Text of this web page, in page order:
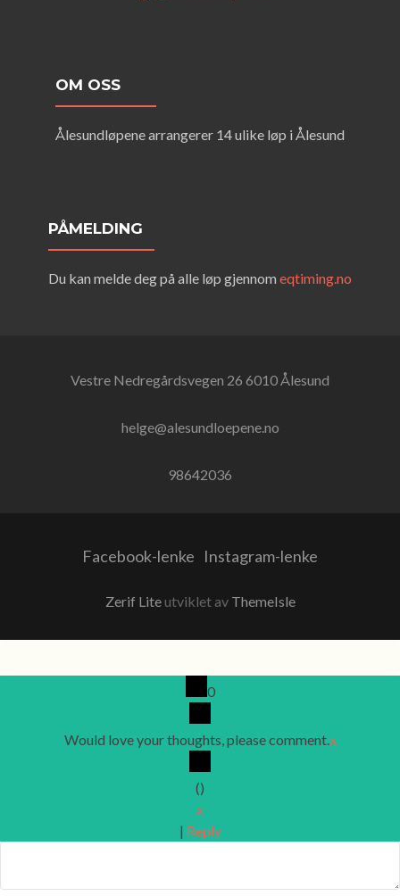
OM OSS
Ålesundløpene arrangerer 14 ulike løp i Ålesund
PÅMELDING
Du kan melde deg på alle løp gjennom eqtiming.no
Vestre Nedregårdsvegen 26 6010 Ålesund
helge@alesundloepene.no
98642036
Facebook-lenke Instagram-lenke
Zerif Liteutviklet av ThemeIsle
0
Would love your thoughts, please comment.x
()
x
| Reply